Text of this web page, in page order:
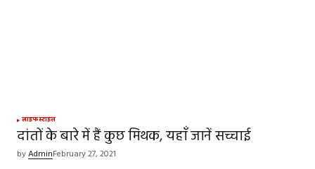
लाइफस्टाइल
दांतों के बारे में हैं कुछ मिथक, यहाँ जानें सच्चाई
byAdminFebruary 27, 2021